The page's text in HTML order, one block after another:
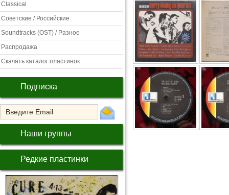
Classical
Советские / Российские
Soundtracks (OST) / Разное
Распродажа
Скачать каталог пластинок
Подписка
Наши группы
Редкие пластинки